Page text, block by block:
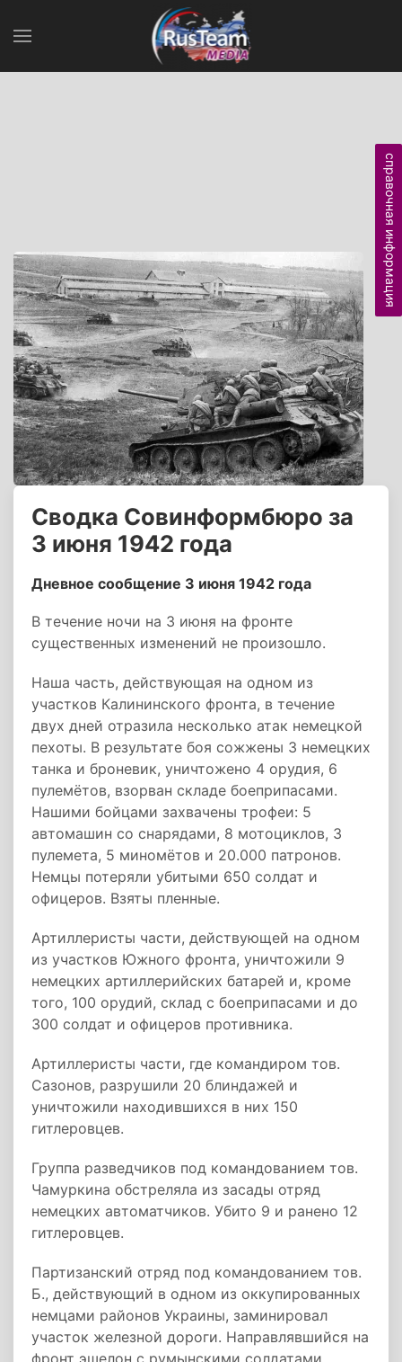
Сводка Совинформбюро за
3 июня 1942 года
Дневное сообщение 3 июня 1942 года
В течение ночи на 3 июня на фронте
существенных изменений не произошло.
Наша часть, действующая на одном из
участков Калининского фронта, в течение
двух дней отразила несколько атак немецкой
пехоты. В результате боя сожжены 3 немецких
танка и броневик, уничтожено 4 орудия, 6
пулемётов, взорван складе боеприпасами.
Нашими бойцами захвачены трофеи: 5
автомашин со снарядами, 8 мотоциклов, 3
пулемета, 5 миномётов и 20.000 патронов.
Немцы потеряли убитыми 650 солдат и
офицеров. Взяты пленные.
Артиллеристы части, действующей на одном
из участков Южного фронта, уничтожили 9
немецких артиллерийских батарей и, кроме
того, 100 орудий, склад с боеприпасами и до
300 солдат и офицеров противника.
Артиллеристы части, где командиром тов.
Сазонов, разрушили 20 блиндажей и
уничтожили находившихся в них 150
гитлеровцев.
Группа разведчиков под командованием тов.
Чамуркина обстреляла из засады отряд
немецких автоматчиков. Убито 9 и ранено 12
гитлеровцев.
Партизанский отряд под командованием тов.
Б., действующий в одном из оккупированных
немцами районов Украины, заминировал
участок железной дороги. Направлявшийся на
фронт эшелон с румынскими солдатами
справочная информация